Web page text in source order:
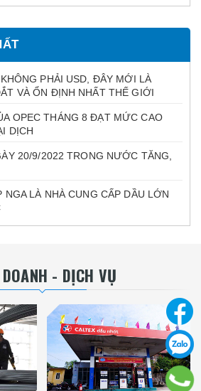
PHẢI USD, ĐÂY MỚI LÀ
VÀ ỔN ĐỊNH NHẤT THẾ GIỚI
OPEC THÁNG 8 ĐẠT MỨC CAO
DỊCH
20/9/2022 TRONG NƯỚC TĂNG,
NGA LÀ NHÀ CUNG CẤP DẦU LỚN
- DỊCH VỤ